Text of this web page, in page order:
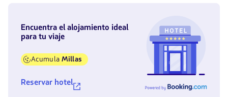
Encuentra el alojamiento ideal
para tu viaje
AcumulaMillas
Reservar hotel